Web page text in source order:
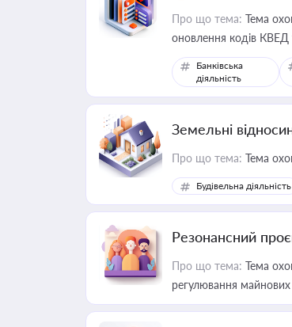
Про що тема: Тема
оновлення кодів КВЕД
Банківська
діяльність
Земельні
Про що тема: Тема
Будівельна діяльність
Резонансний
Про що тема: Тема
регулювання майнових